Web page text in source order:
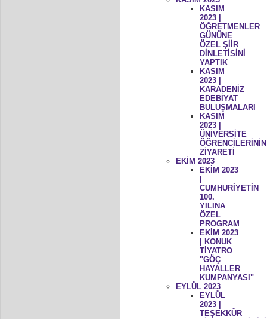
KASIM
2023 |
ÖĞRETMENLER
GÜNÜNE
ÖZEL ŞİİR
DİNLETİSİNİ
YAPTIK
KASIM
2023 |
KARADENİZ
EDEBİYAT
BULUŞMALARI
KASIM
2023 |
ÜNİVERSİTE
ÖĞRENCİLERİNİN
ZİYARETİ
EKİM 2023
EKİM 2023
CUMHURİYETİN
100.
YILINA
ÖZEL
PROGRAM
EKİM 2023
| KONUK
TİYATRO
"GÖÇ
HAYALLER
KUMPANYASI"
EYLÜL 2023
EYLÜL
2023 |
TEŞEKKÜR